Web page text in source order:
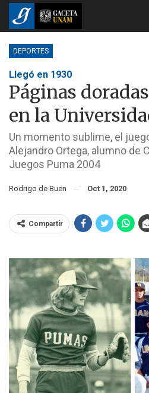
DEPORTES
Llegó en 1930
Páginas
en la
Un momento sublime, el
Alejandro Ortega, alumno de
Juegos Puma 2004
Rodrigo de Buen Oct 1, 2020
Compartir